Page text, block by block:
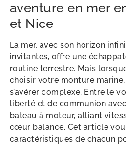
aventure en mer
et Nice
La mer, avec son horizon
invitantes, offre une
routine terrestre. Mais
choisir votre monture
s’avérer complexe. Entre le
liberté et de communion
bateau à moteur, alliant
cœur balance. Cet article
caractéristiques de chacun